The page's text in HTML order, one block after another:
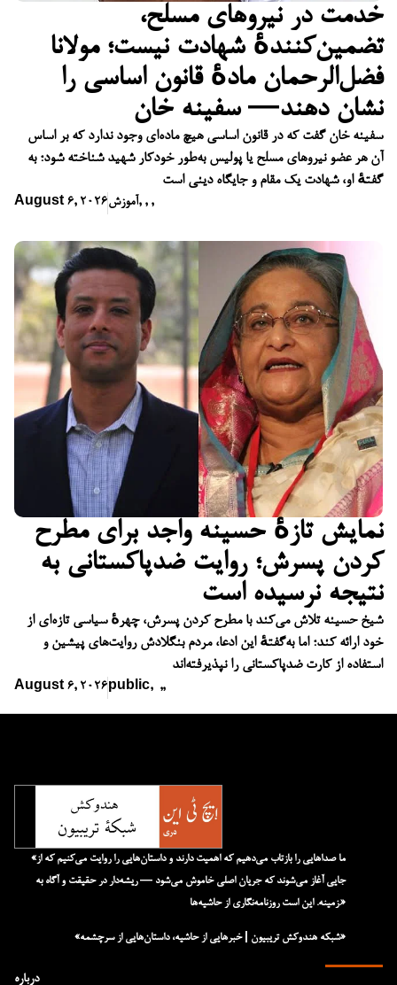
خدمت در نیروهای مسلح،
تضمین‌کنندهٔ شهادت نیست؛ مولانا
فضل‌الرحمان مادهٔ قانون اساسی را
نشان دهند— سفینه خان
سفینه خان گفت که در قانون اساسی هیچ ماده‌ای وجود ندارد که بر اساس
آن هر عضو نیروهای مسلح یا پولیس به‌طور خودکار شهید شناخته شود؛ به
گفتهٔ او، شهادت یک مقام و جایگاه دینی است
August 6, 2026آموزش, , ,
نمایش تازهٔ حسینه واجد برای مطرح
کردن پسرش؛ روایت ضدپاکستانی به
نتیجه نرسیده است
شیخ حسینه تلاش می‌کند با مطرح کردن پسرش، چهرهٔ سیاسی تازه‌ای از
خود ارائه کند؛ اما به‌گفتهٔ این ادعا، مردم بنگلادش روایت‌های پیشین و
استفاده از کارت ضدپاکستانی را نپذیرفته‌اند
August 6, 2026 public, ,,
درباره
«ما صداهایی را بازتاب می‌دهیم که اهمیت دارند و داستان‌هایی را روایت می‌کنیم که از
جایی آغاز می‌شوند که جریان اصلی خاموش می‌شود — ریشه‌دار در حقیقت و آگاه به
زمینه. این است روزنامه‌نگاری از حاشیه‌ها.»
«شبکه هند‌و‌کش تریبیون | خبرهایی از حاشیه، داستان‌هایی از سرچشمه»